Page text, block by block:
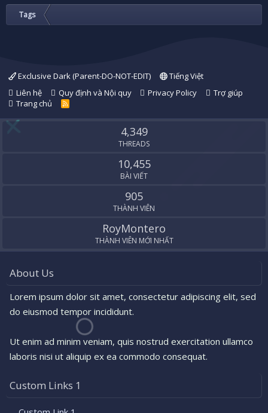
Tags
Exclusive Dark (Parent-DO-NOT-EDIT)
Tiếng Việt
Liên hệ
Quy định và Nội quy Privacy Policy
Trợ giúp
Trang chủ
R
S
4,349
THREADS
10,455
BÀI VIẾT
905
THÀNH VIÊN
RoyMontero
THÀNH VIÊN MỚI NHẤT
About Us
Lorem ipsum dolor sit amet, consectetur adipiscing elit, sed
do eiusmod tempor incididunt.
Ut enim ad minim veniam, quis nostrud exercitation ullamco
laboris nisi ut aliquip ex ea commodo consequat.
Custom Links 1